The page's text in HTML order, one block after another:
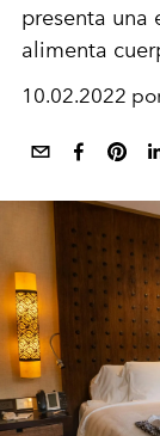
presenta una
alimenta
10.02.2022